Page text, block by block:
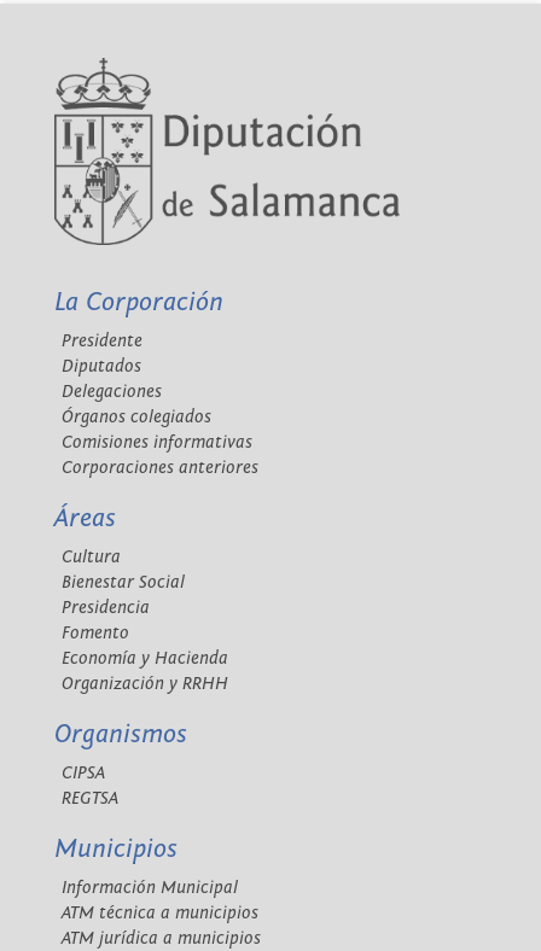
La Corporación
Presidente
Diputados
Delegaciones
Órganos colegiados
Comisiones informativas
Corporaciones anteriores
Áreas
Cultura
Bienestar Social
Presidencia
Fomento
Economía y Hacienda
Organización y RRHH
Organismos
CIPSA
REGTSA
Municipios
Información Municipal
ATM técnica a municipios
ATM jurídica a municipios